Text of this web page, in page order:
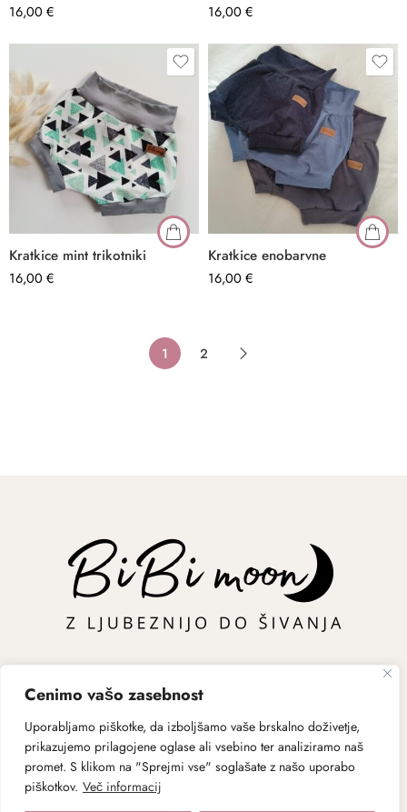
Cenimo vašo zasebnost
Uporabljamo piškotke, da izboljšamo vaše brskalno doživetje,
prikazujemo prilagojene oglase ali vsebino ter analiziramo naš
promet. S klikom na "Sprejmi vse" soglašate z našo uporabo
piškotkov. Več informacij
16,00 € 16,00 €
Kratkice mint trikotniki
16,00 €
Kratkice enobarvne
16,00 €
1 2
Dostava Pogoji poslovanja O nas Politika zasebnosti